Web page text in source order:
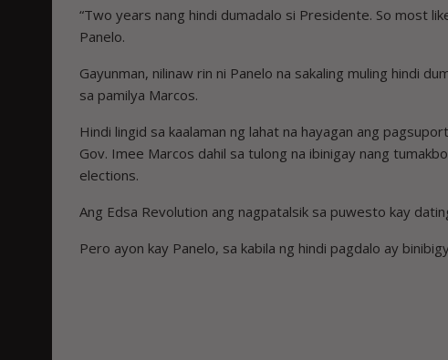
“Two years nang hindi dumadalo si Presidente. So most
Panelo.
Gayunman, nilinaw rin ni Panelo na sakaling muling hindi
sa pamilya Marcos.
Hindi lingid sa kaalaman ng lahat na hayagan ang
Gov. Imee Marcos dahil sa tulong na ibinigay nang
elections.
Ang Edsa Revolution ang nagpatalsik sa puwesto kay
Pero ayon kay Panelo, sa kabila ng hindi pagdalo ay